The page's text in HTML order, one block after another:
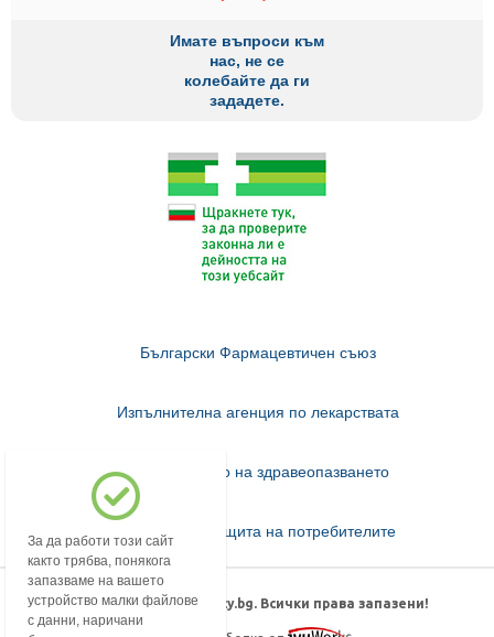
Имате въпроси към
нас, не се
колебайте да ги
зададете.
Български Фармацевтичен съюз
Изпълнителна агенция по лекарствата
Министерство на здравеопазването
Комисия за защита на потребителите
© 2018-2026 mypharmacy.bg. Всички права запазени!
За да работи този сайт
както трябва, понякога
запазваме на вашето
устройство малки файлове
с данни, наричани